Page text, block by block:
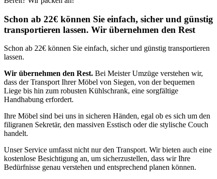
Schon ab 22€ können Sie einfach, sicher und günstig
transportieren lassen. Wir übernehmen den Rest
Schon ab 22€ können Sie einfach, sicher und günstig transportieren
lassen.
Wir übernehmen den Rest. Bei Meister Umzüge verstehen wir,
dass der Transport Ihrer Möbel von Siegen, von der bequemen
Liege bis hin zum robusten Kühlschrank, eine sorgfältige
Handhabung erfordert.
Ihre Möbel sind bei uns in sicheren Händen, egal ob es sich um den
filigranen Sekretär, den massiven Esstisch oder die stylische Couch
handelt.
Unser Service umfasst nicht nur den Transport. Wir bieten auch eine
kostenlose Besichtigung an, um sicherzustellen, dass wir Ihre
Bedürfnisse genau verstehen und entsprechend planen können.